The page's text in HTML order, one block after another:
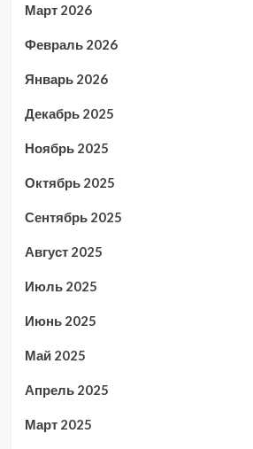
Март 2026
Февраль 2026
Январь 2026
Декабрь 2025
Ноябрь 2025
Октябрь 2025
Сентябрь 2025
Август 2025
Июль 2025
Июнь 2025
Май 2025
Апрель 2025
Март 2025